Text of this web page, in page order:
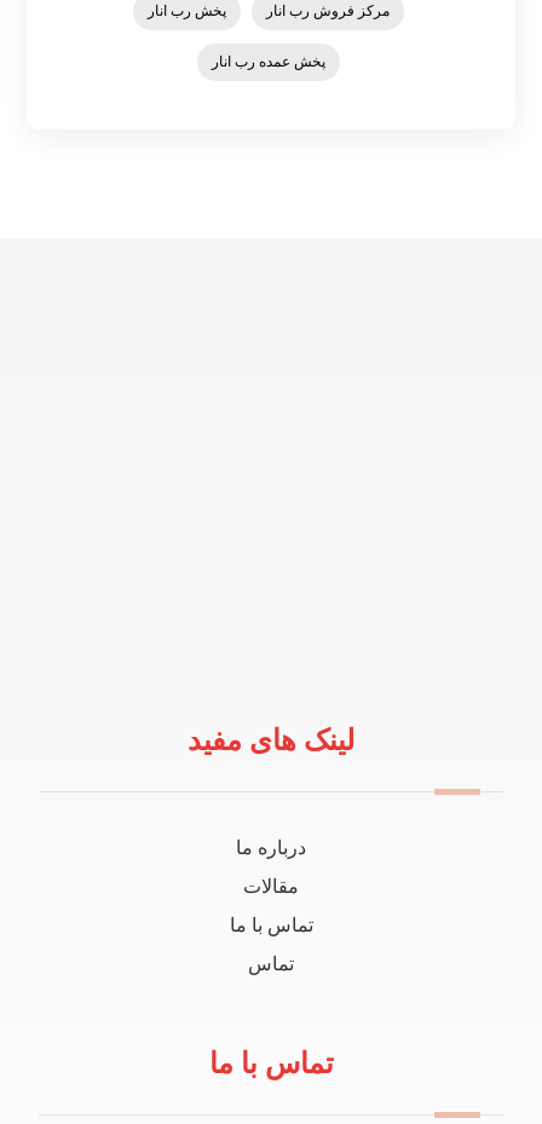
مرکز فروش رب انار پخش رب انار
پخش عمده رب انار
لینک های مفید
درباره ما
مقالات
تماس با ما
تماس
تماس با ما